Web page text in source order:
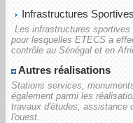
Infrastructures
Les infrastructures
pour lesquelles ETECS a
contrôle au Sénégal et en
Autres réalisations
Stations services,
également parmi les
travaux d'études, assistance
l'ouest.